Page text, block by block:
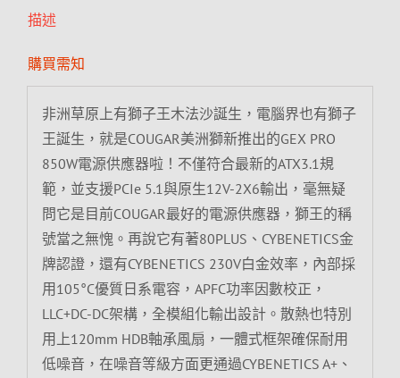
描述
購買需知
非洲草原上有獅子王木法沙誕生，電腦界也有獅子
王誕生，就是COUGAR美洲獅新推出的GEX PRO
850W電源供應器啦！不僅符合最新的ATX3.1規
範，並支援PCIe 5.1與原生12V-2X6輸出，毫無疑
問它是目前COUGAR最好的電源供應器，獅王的稱
號當之無愧。再說它有著80PLUS、CYBENETICS金
牌認證，還有CYBENETICS 230V白金效率，內部採
用105°C優質日系電容，APFC功率因數校正，
LLC+DC-DC架構，全模組化輸出設計。散熱也特別
用上120mm HDB軸承風扇，一體式框架確保耐用
低噪音，在噪音等級方面更通過CYBENETICS A+、